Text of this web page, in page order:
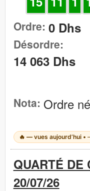
Ordre: 0 Dhs
Désordre:
14 063 Dhs
Nota: Ordre
🔥 —vues aujourd’hui •
QUARTÉ DE
20/07/26